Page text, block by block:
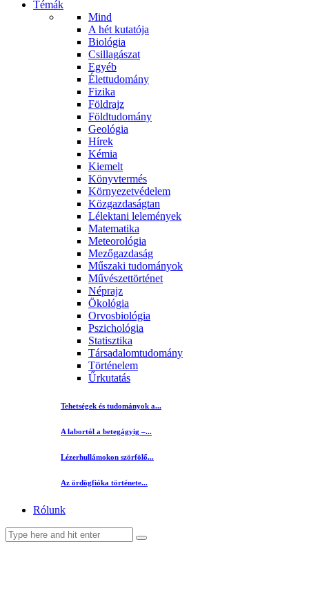
Témák
Mind
A hét kutatója
Biológia
Csillagászat
Egyéb
Élettudomány
Fizika
Földrajz
Földtudomány
Geológia
Hírek
Kémia
Kiemelt
Könyvtermés
Környezetvédelem
Közgazdaságtan
Lélektani lelemények
Matematika
Meteorológia
Mezőgazdaság
Műszaki tudományok
Művészettörténet
Néprajz
Ökológia
Orvosbiológia
Pszichológia
Statisztika
Társadalomtudomány
Történelem
Űrkutatás
Tehetségek és tudományok a...
A labortól a betegágyig –...
Lézerhullámokon szörfölő...
Az ördögfióka története...
Rólunk